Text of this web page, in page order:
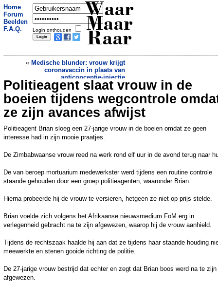
Home
Forum
Beelden
F.A.Q.
Login onthouden
Waar
Maar
Raar
« Medische blunder: vrouw krijgt
coronavaccin in plaats van
anticonceptie-injectie
Klant achtervolgt winkeldief in
Groningen en rijdt hem klem op de
Timpweg »
Politieagent slaat vrouw in de
boeien tijdens wegcontrole
ze zijn avances afwijst
Politieagent Brian sloeg een 27-jarige vrouw in de boeien omdat ze geen
interesse had in zijn mooie praatjes.
De Zimbabwaanse vrouw reed na werk rond elf uur in de avond terug naar
De van beroep mortuarium medewerkster werd tijdens een routine controle
staande gehouden door een groep politieagenten, waaronder Brian.
Hierna probeerde hij de vrouw te versieren, hetgeen ze niet op prijs stelde.
Brian voelde zich volgens het Afrikaanse nieuwsmedium FoM erg in
verlegenheid gebracht na te zijn afgewezen, waarop hij de vrouw aanhield.
Tijdens de rechtszaak haalde hij aan dat ze tijdens haar staande houding
meewerkte en stenen gooide richting de politie.
De 27-jarige vrouw bestrijd dat echter en zegt dat Brian boos werd na te zijn
afgewezen.